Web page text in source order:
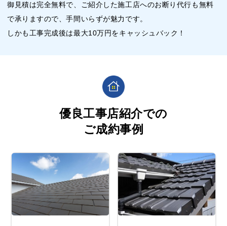
御見積は完全無料で、ご紹介した施工店へのお断り代行も無料
で承りますので、手間いらずが魅力です。
しかも工事完成後は最大10万円をキャッシュバック！
優良工事店紹介での
ご成約事例